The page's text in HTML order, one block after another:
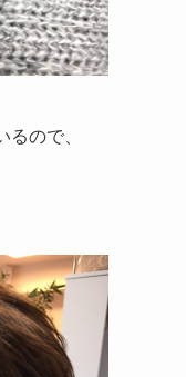
ので、